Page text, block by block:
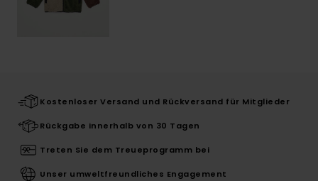
Kostenloser Versand und Rückversand für Mitglieder
Rückgabe innerhalb von 30 Tagen
Treten Sie dem Treueprogramm bei
Unser umweltfreundliches Engagement